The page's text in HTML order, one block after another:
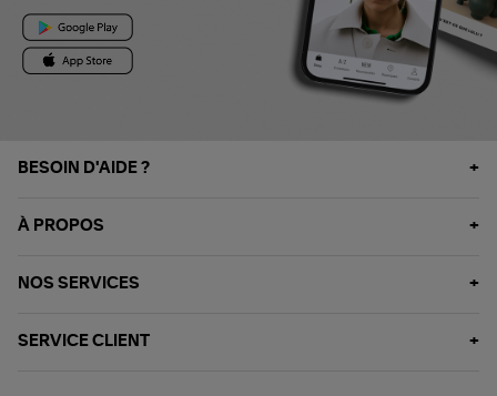
BESOIN D'AIDE ?
À PROPOS
NOS SERVICES
SERVICE CLIENT